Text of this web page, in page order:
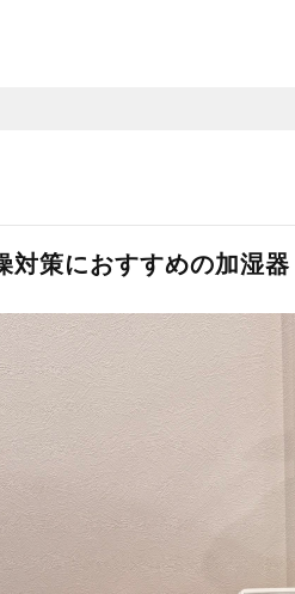
対策におすすめの加湿器